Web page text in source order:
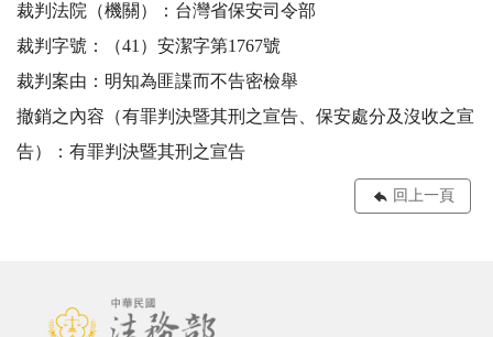
裁判法院（機關）：台灣省保安司令部
裁判字號：（41）安潔字第1767號
裁判案由：明知為匪諜而不告密檢舉
撤銷之內容（有罪判決暨其刑之宣告、保安處分及沒收之宣
告）：有罪判決暨其刑之宣告
回上一頁